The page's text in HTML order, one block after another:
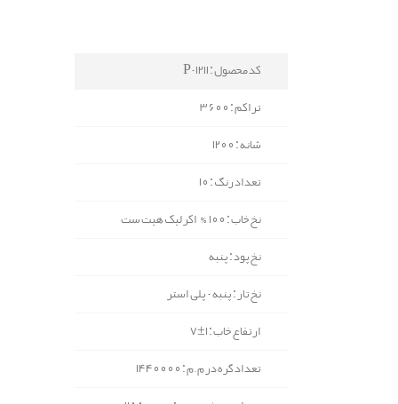
کد محصول : P-1211
تراکم : 3600
شانه : 1200
تعداد رنگ : 10
نخ خاب : 100% اکرلیک هیت ست
نخ پود : پنبه
نخ تار : پنبه - پلی استر
ارتفاع خاب : 1±7
تعداد گره در م.م : 1440000